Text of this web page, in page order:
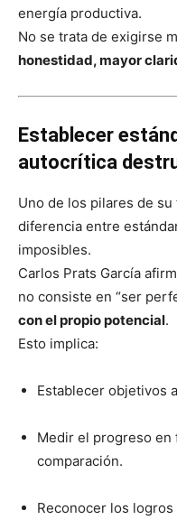
energía productiva.
No se trata de exigirse
honestidad, mayor
Establecer
autocrítica
Uno de los pilares de
diferencia entre
imposibles.
Carlos Prats García
no consiste en “ser
con el propio potencial.
Esto implica:
Establecer objetivos
Medir el progreso
comparación.
Reconocer los